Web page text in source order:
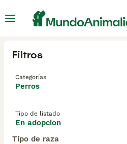
Filtros
Categorías
Perros
Tipo de listado
En adopcion
Tipo de raza